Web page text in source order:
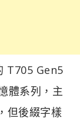
T705 Gen5
體系列，主
但後綴字樣